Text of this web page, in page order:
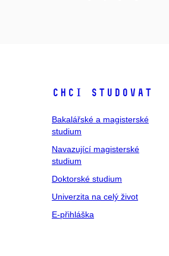
Chci studovat
Bakalářské a magisterské
studium
Navazující magisterské
studium
Doktorské studium
Univerzita na celý život
E-přihláška